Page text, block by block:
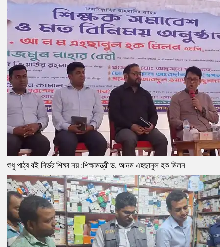
শুধু পাঠ্য বই নির্ভর শিক্ষা নয় :শিক্ষামন্ত্রী ড. আনম এহছানুল হক মিলন